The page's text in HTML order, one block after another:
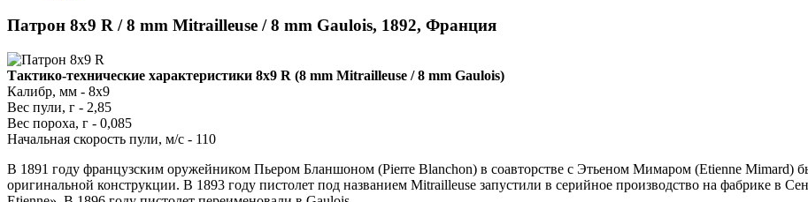
Патрон 8x9 R / 8 mm Mitrailleuse / 8 mm Gaulois, 1892, Франция
Тактико-технические характеристики 8x9 R (8 mm Mitrailleuse / 8 mm Gaulois)
Калибр, мм - 8x9
Вес пули, г - 2,85
Вес пороха, г - 0,085
Начальная скорость пули, м/с - 110
В 1891 году французским оружейником Пьером Бланшоном (Pierre Blanchon) в соавторстве с Этьеном Мимаром (Etienne Mimard)
оригинальной конструкции. В 1893 году пистолет под названием Mitrailleuse запустили в серийное производство на фабрике в